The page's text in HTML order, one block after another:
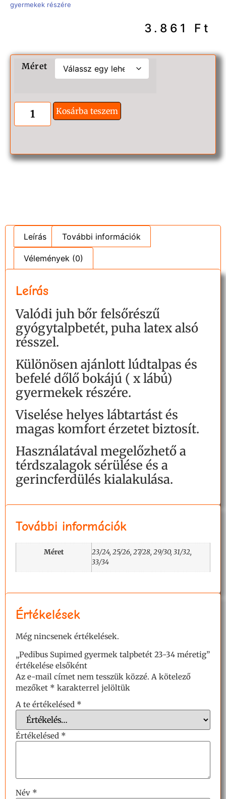
gyermekek részére
3.861 Ft
Méret
Kosárba teszem
Leírás További információk
Vélemények (0)
Leírás
Valódi juh bőr felsőrészű
gyógytalpbetét, puha latex alsó
résszel.
Különösen ajánlott lúdtalpas és
befelé dőlő bokájú ( x lábú)
gyermekek részére.
Viselése helyes lábtartást és
magas komfort érzetet biztosít.
Használatával megelőzhető a
térdszalagok sérülése és a
gerincferdülés kialakulása.
További információk
Méret
23/24, 25/26, 27/28, 29/30, 31/32,
33/34
Értékelések
Még nincsenek értékelések.
„Pedibus Supimed gyermek talpbetét 23-34 méretig”
értékelése elsőként
Az e-mail címet nem tesszük közzé. A kötelező
mezőket * karakterrel jelöltük
A te értékelésed *
Értékelésed *
Név *